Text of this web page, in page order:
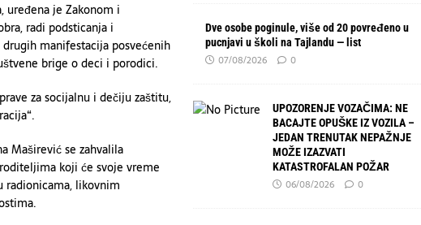
uređena je Zakonom i
radi podsticanja i
manifestacija posvećenih
brige o deci i porodici.
za socijalnu i dečiju zaštitu,
Maširević se zahvalila
koji će svoje vreme
radionicama, likovnim
Dve osobe poginule, više od 20 povređeno u
pucnjavi u školi na Tajlandu — list
07/08/2026 0
UPOZORENJE VOZAČIMA: NE
BACAJTE OPUŠKE IZ VOZILA –
JEDAN TRENUTAK NEPAŽNJE
MOŽE IZAZVATI
KATASTROFALAN POŽAR
06/08/2026 0